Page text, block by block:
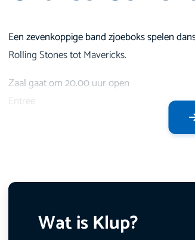
Een zevenkoppige band zjoeboks spelen
Rolling Stones tot Mavericks.
Zaal gaat om 20.00 uur open
Entree
Wat is Klup?